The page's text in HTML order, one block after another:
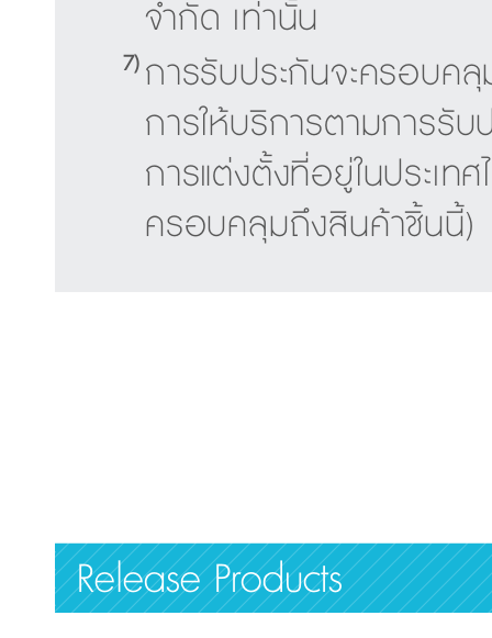
จำกัด เท่านั้น
7) การรับประกันจะครอบคลุ
การให้บริการตามการรั
การแต่งตั้งที่อยู่ในประเท
ครอบคลุมถึงสินค้าชิ้นนี้)
Release Products